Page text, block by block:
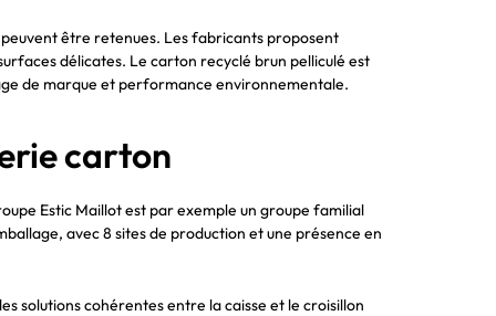
peuvent être retenues. Les fabricants proposent
délicates. Le carton recyclé brun pelliculé est
de marque et performance environnementale.
carton
Estic Maillot est par exemple un groupe familial
avec 8 sites de production et une présence en
solutions cohérentes entre la caisse et le croisillon